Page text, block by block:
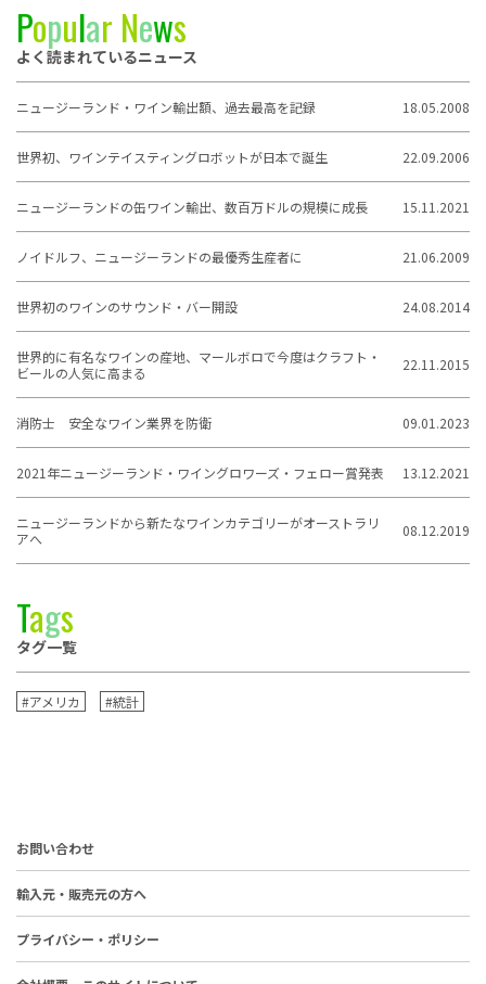
Popular News
よく読まれているニュース
ニュージーランド・ワイン輸出額、過去最高を記録 18.05.2008
世界初、ワインテイスティングロボットが日本で誕生 22.09.2006
ニュージーランドの缶ワイン輸出、数百万ドルの規模に成長 15.11.2021
ノイドルフ、ニュージーランドの最優秀生産者に 21.06.2009
世界初のワインのサウンド・バー開設 24.08.2014
世界的に有名なワインの産地、マールボロで今度はクラフト・
ビールの人気に高まる
22.11.2015
消防士 安全なワイン業界を防衛 09.01.2023
2021年ニュージーランド・ワイングロワーズ・フェロー賞発表 13.12.2021
ニュージーランドから新たなワインカテゴリーがオーストラリ
アへ
08.12.2019
Tags
タグ一覧
#アメリカ #統計
お問い合わせ
輸入元・販売元の方へ
プライバシー・ポリシー